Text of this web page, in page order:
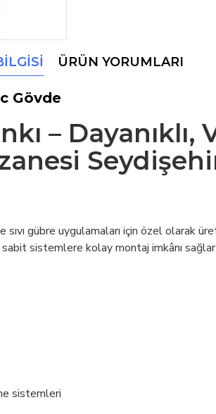
ÜRÜN YORUMLARI
Gövde
– Dayanıklı,
gübre uygulamaları için özel olarak
sistemlere kolay montaj imkânı
sistemleri